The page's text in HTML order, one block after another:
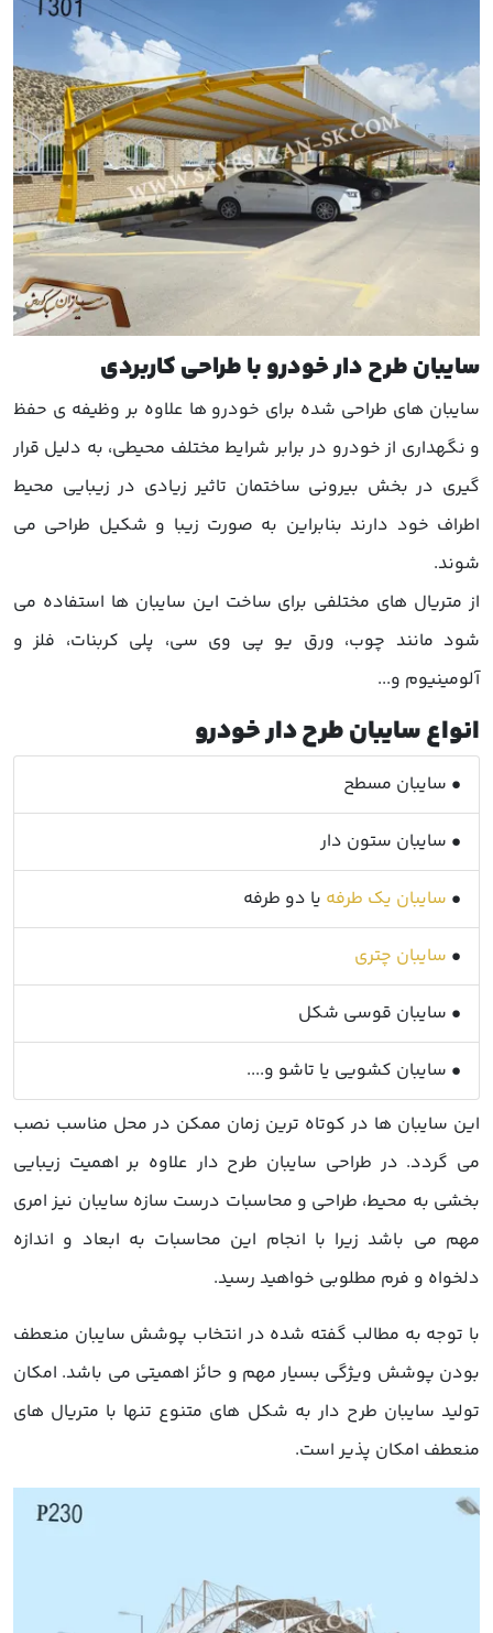
سایبان طرح دار خودرو با طراحی کاربردی
سایبان های طراحی شده برای خودرو ها علاوه بر وظیفه ی حفظ
و نگهداری از خودرو در برابر شرایط مختلف محیطی، به دلیل قرار
گیری در بخش بیرونی ساختمان تاثیر زیادی در زیبایی محیط
اطراف خود دارند بنابراین به صورت زیبا و شکیل طراحی می
شوند.
از متریال های مختلفی برای ساخت این سایبان ها استفاده می
شود مانند چوب، ورق یو پی وی سی، پلی کربنات، فلز و
آلومینیوم و...
انواع سایبان طرح دار خودرو
• سایبان مسطح
• سایبان ستون دار
• سایبان یک طرفه یا دو طرفه
• سایبان چتری
• سایبان قوسی شکل
• سایبان کشویی یا تاشو و....
این سایبان ها در کوتاه ترین زمان ممکن در محل مناسب نصب
می گردد. در طراحی سایبان طرح دار علاوه بر اهمیت زیبایی
بخشی به محیط، طراحی و محاسبات درست سازه سایبان نیز امری
مهم می باشد زیرا با انجام این محاسبات به ابعاد و اندازه
دلخواه و فرم مطلوبی خواهید رسید.
با توجه به مطالب گفته شده در انتخاب پوشش سایبان منعطف
بودن پوشش ویژگی بسیار مهم و حائز اهمیتی می باشد. امکان
تولید سایبان طرح دار به شکل های متنوع تنها با متریال های
منعطف امکان پذیر است.